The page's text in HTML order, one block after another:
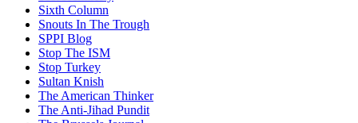
Sixth Column
Snouts In The Trough
SPPI Blog
Stop The ISM
Stop Turkey
Sultan Knish
The American Thinker
The Anti-Jihad Pundit